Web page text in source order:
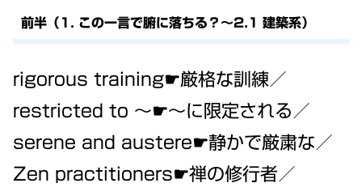
前半（1. この一言で腑に落ちる？～2.1 建築系）
rigorous training☛厳格な訓練／
restricted to ～☛～に限定される／
serene and austere☛静かで厳粛な／
Zen practitioners☛禅の修行者／